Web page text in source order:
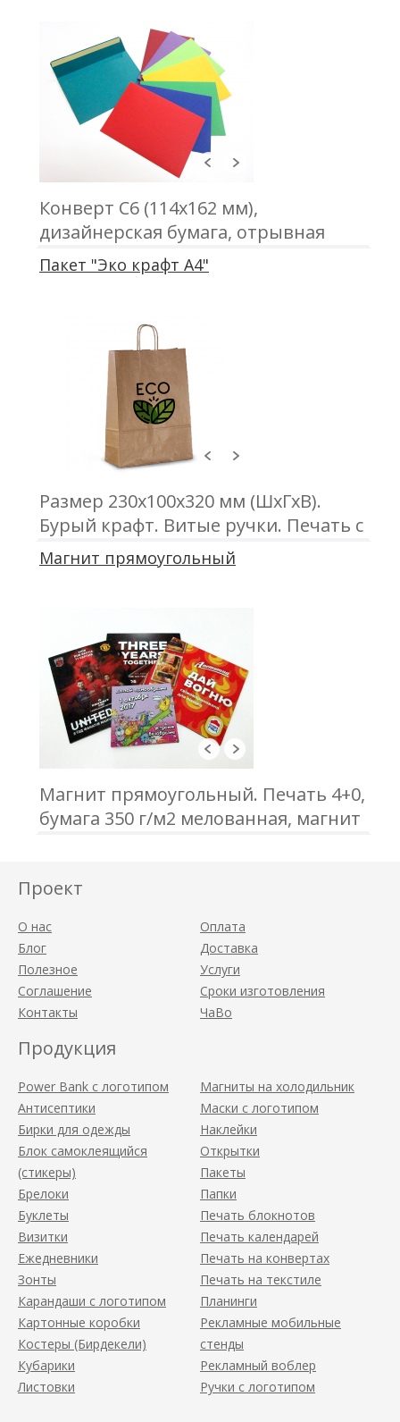
Конверт С6 (114х162 мм),
дизайнерская бумага, отрывная
ленточка. Печать трафаретная
1+0/2+0
Пакет "Эко крафт А4"
Размер 230х100х320 мм (ШхГхВ).
Бурый крафт. Витые ручки. Печать с
одной или двух сторон
Магнит прямоугольный
Магнит прямоугольный. Печать 4+0,
бумага 350 г/м2 мелованная, магнит
Проект
О нас
Блог
Полезное
Соглашение
Контакты
Оплата
Доставка
Услуги
Сроки изготовления
ЧаВо
Продукция
Power Bank с логотипом
Антисептики
Бирки для одежды
Блок самоклеящийся
(стикеры)
Брелоки
Буклеты
Визитки
Ежедневники
Зонты
Карандаши с логотипом
Картонные коробки
Костеры (Бирдекели)
Кубарики
Листовки
Магниты на холодильник
Маски с логотипом
Наклейки
Открытки
Пакеты
Папки
Печать блокнотов
Печать календарей
Печать на конвертах
Печать на текстиле
Планинги
Рекламные мобильные
стенды
Рекламный воблер
Ручки с логотипом